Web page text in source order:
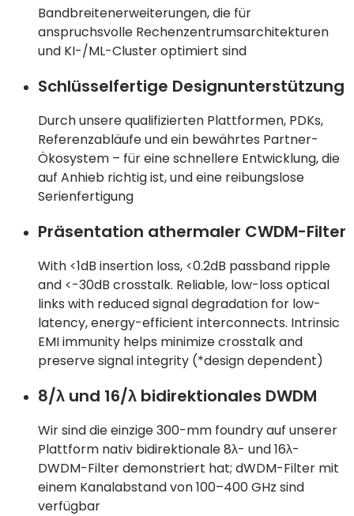
Bandbreitenerweiterungen, die für
anspruchsvolle Rechenzentrumsarchitekturen
und KI-/ML-Cluster optimiert sind
Schlüsselfertige Designunterstützung
Durch unsere qualifizierten Plattformen, PDKs,
Referenzabläufe und ein bewährtes Partner-
Ökosystem – für eine schnellere Entwicklung, die
auf Anhieb richtig ist, und eine reibungslose
Serienfertigung
Präsentation athermaler CWDM-Filter
With <1dB insertion loss, <0.2dB passband ripple
and <-30dB crosstalk. Reliable, low-loss optical
links with reduced signal degradation for low-
latency, energy-efficient interconnects. Intrinsic
EMI immunity helps minimize crosstalk and
preserve signal integrity (*design dependent)
8/λ und 16/λ bidirektionales DWDM
Wir sind die einzige 300-mm foundry auf unserer
Plattform nativ bidirektionale 8λ- und 16λ-
DWDM-Filter demonstriert hat; dWDM-Filter mit
einem Kanalabstand von 100–400 GHz sind
verfügbar